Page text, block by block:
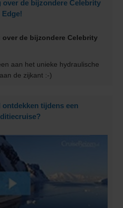
over de bijzondere Celebrity
Edge!
aan het unieke hydraulische
de zijkant :-)
tijdens een